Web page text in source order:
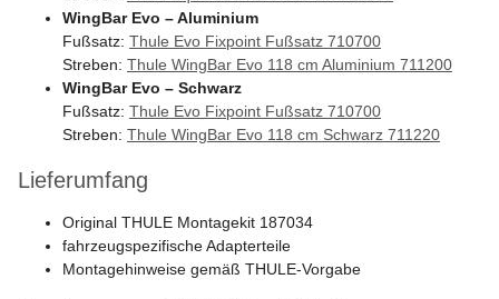
WingBar Evo – Aluminium
Fußsatz: Thule Evo Fixpoint Fußsatz 710700
Streben: Thule WingBar Evo 118 cm Aluminium 711200
WingBar Evo – Schwarz
Fußsatz: Thule Evo Fixpoint Fußsatz 710700
Streben: Thule WingBar Evo 118 cm Schwarz 711220
Lieferumfang
Original THULE Montagekit 187034
fahrzeugspezifische Adapterteile
Montagehinweise gemäß THULE-Vorgabe